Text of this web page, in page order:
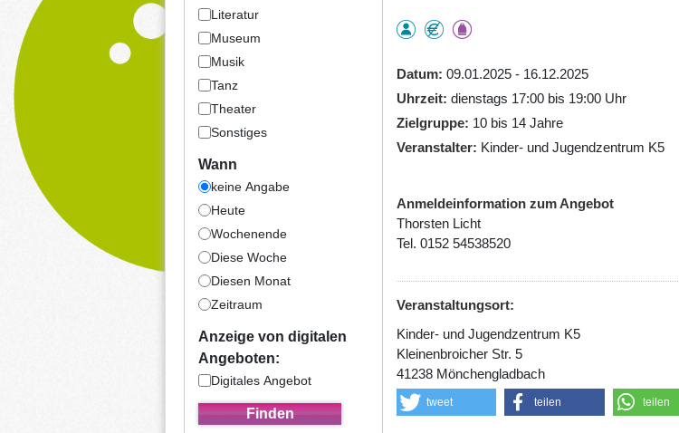
Literatur
Museum
Musik
Tanz
Theater
Sonstiges
Wann
keine Angabe
Heute
Wochenende
Diese Woche
Diesen Monat
Zeitraum
Anzeige von digitalen
Angeboten:
Digitales Angebot
Datum 09.01.2025 - 16.12.2025
Uhrzeit dienstags 17:00 bis 19:00 Uhr
Zielgruppe
10 bis 14 Jahre
Veranstalter
Kinder- und Jugendzentrum K5
Anmeldeinformation zum Angebot
Thorsten Licht
Tel. 0152 54538520
Veranstaltungsort:
Kinder- und Jugendzentrum K5
Kleinenbroicher Str. 5
41238 Mönchengladbach
tweet teilen teilen